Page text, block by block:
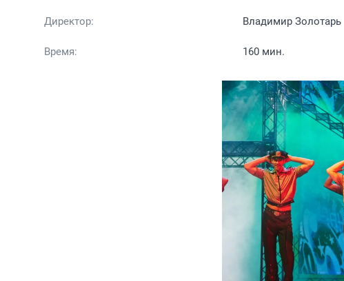
Директор: Владимир Золотарь
Время: 160 мин.